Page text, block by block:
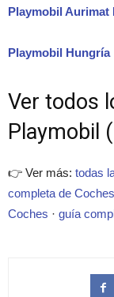
Playmobil Aurimat
Playmobil Hungría
Ver todos
Playmobil
👉 Ver más: todas
completa de
Coches · guía